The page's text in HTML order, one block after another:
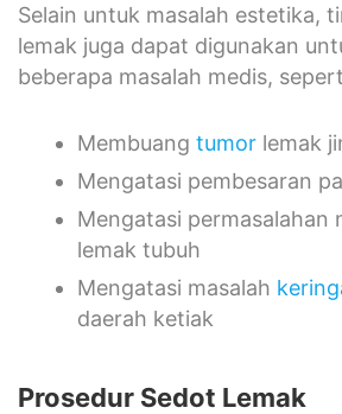
Selain untuk masalah estetika,
lemak juga dapat digunakan
beberapa masalah medis,
Membuang tumor lemak
Mengatasi pembesaran
Mengatasi permasalahan
lemak tubuh
Mengatasi masalah
daerah ketiak
Prosedur Sedot Lemak